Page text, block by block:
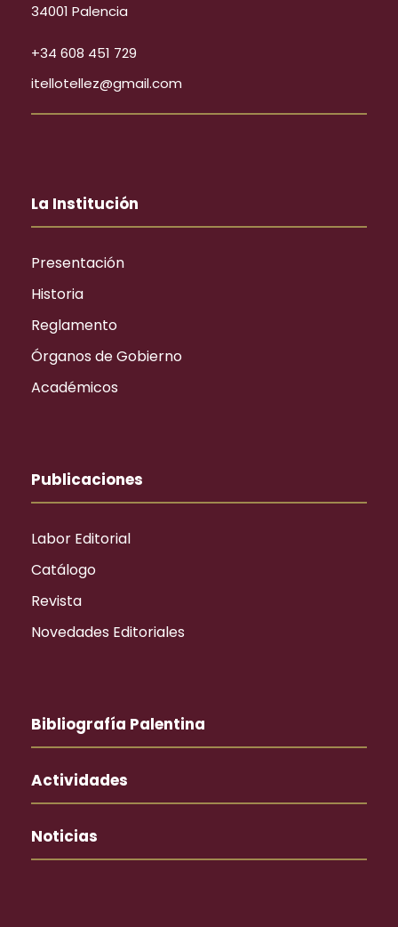
34001 Palencia
+34 608 451 729
itellotellez@gmail.com
La Institución
Presentación
Historia
Reglamento
Órganos de Gobierno
Académicos
Publicaciones
Labor Editorial
Catálogo
Revista
Novedades Editoriales
Bibliografía Palentina
Actividades
Noticias